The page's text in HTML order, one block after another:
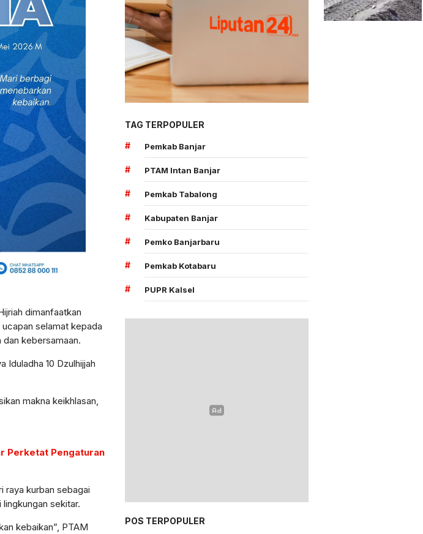
dimanfaatkan
selamat kepada
kebersamaan.
Iduladha 10 Dzulhijjah
makna keikhlasan,
Perketat Pengaturan
raya kurban sebagai
sekitar.
kebaikan”, PTAM
TAG TERPOPULER
#
Pemkab Banjar
# PTAM Intan Banjar
# Pemkab Tabalong
# Kabupaten Banjar
# Pemko Banjarbaru
# Pemkab Kotabaru
# PUPR Kalsel
POS TERPOPULER